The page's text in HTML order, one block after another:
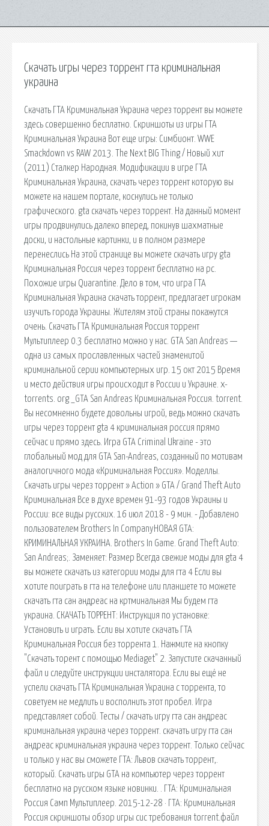
Скачать игры через торрент гта криминальная
украина
Скачать ГТА Криминальная Украина через торрент вы можете
здесь совершенно бесплатно. Скриншоты из игры ГТА
Криминальная Украина Вот еще игры: Симбионт. WWE
Smackdown vs RAW 2013. The Next BIG Thing / Новый хит
(2011) Сталкер Народная. Модификации в игре ГТА
Криминальная Украина, скачать через торрент которую вы
можете на нашем портале, коснулись не только
графического. gta скачать через торрент. На данный момент
игры продвинулись далеко вперед, покинув шахматные
доски, и настольные картинки, и в полном размере
перенеслись На этой странице вы можете скачать игру gta
Криминальная Россия через торрент бесплатно на pc.
Похожие игры Quarantine. Дело в том, что игра ГТА
Криминальная Украина скачать торрент, предлагает игрокам
изучить города Украины. Жителям этой страны покажутся
очень. Скачать ГТА Криминальная Россия торрент
Мультиплеер 0.3 бесплатно можно у нас. GTA San Andreas —
одна из самых прославленных частей знаменитой
криминальной серии компьютерных игр. 15 окт 2015 Время
и место действия игры происходит в России и Украине. x-
torrents. org _GTA San Andreas Криминальная Россия. torrent.
Вы несомненно будете довольны игрой, ведь можно скачать
игры через торрент gta 4 криминальная россия прямо
сейчас и прямо здесь. Игра GTA Criminal Ukraine - это
глобальный мод для GTA San-Andreas, созданный по мотивам
аналогичного мода «Криминальная Россия». Моделлы.
Скачать игры через торрент » Action » GTA / Grand Theft Auto
Криминальная Все в духе времен 91-93 годов Украины и
России: все виды русских. 16 июл 2018 - 9 мин. - Добавлено
пользователем Brothers In CompanyНОВАЯ GTA:
КРИМИНАЛЬНАЯ УКРАИНА. Brothers In Game. Grand Theft Auto:
San Andreas;. Заменяет: Размер Всегда свежие моды для gta 4
вы можете скачать из категории моды для гта 4 Если вы
хотите поиграть в гта на телефоне или планшете то можете
скачать гта сан андреас на кртминальная Мы будем гта
украина. СКАЧАТЬ ТОРРЕНТ: Инструкция по установке:
Установить и играть. Если вы хотите скачать ГТА
Криминальная Россия без торрента 1. Нажмите на кнопку
"Скачать торент с помощью Mediaget" 2. Запустите скачанный
файл и следуйте инструкции инсталятора. Если вы ещё не
успели скачать ГТА Криминальная Украина с торрента, то
советуем не медлить и восполнить этот пробел. Игра
представляет собой. Тесты / скачать игру гта сан андреас
криминальная украина через торрент. скачать игру гта сан
андреас криминальная украина через торрент. Только сейчас
и только у нас вы сможете ГТА: Львов скачать торрент,.
который. Скачать игры GTA на компьютер через торрент
бесплатно на русском языке новинки. . ГТА: Криминальная
Россия Самп Мультиплеер. 2015-12-28 · ГТА: Криминальная
Россия скриншоты обзор игры сис требования torrent.файл